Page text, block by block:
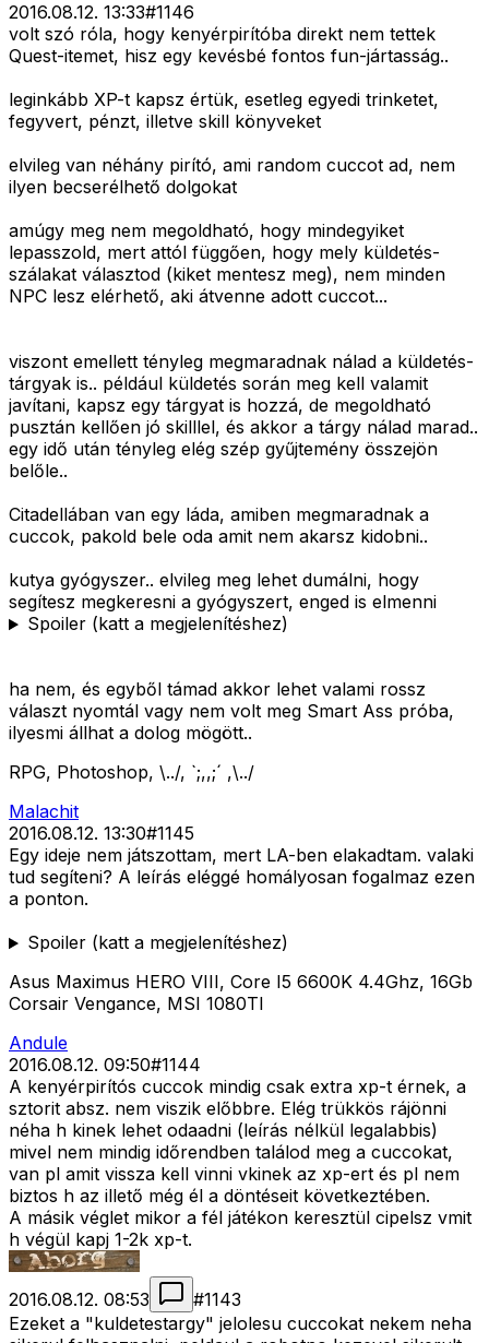
2016.08.12. 13:33#1146
volt szó róla, hogy kenyérpirítóba direkt nem tettek
Quest-itemet, hisz egy kevésbé fontos fun-jártasság..
leginkább XP-t kapsz értük, esetleg egyedi trinketet,
fegyvert, pénzt, illetve skill könyveket
elvileg van néhány pirító, ami random cuccot ad, nem
ilyen becserélhető dolgokat
amúgy meg nem megoldható, hogy mindegyiket
lepasszold, mert attól függően, hogy mely küldetés-
szálakat választod (kiket mentesz meg), nem minden
NPC lesz elérhető, aki átvenne adott cuccot...
viszont emellett tényleg megmaradnak nálad a küldetés-
tárgyak is.. például küldetés során meg kell valamit
javítani, kapsz egy tárgyat is hozzá, de megoldható
pusztán kellően jó skilllel, és akkor a tárgy nálad marad..
egy idő után tényleg elég szép gyűjtemény összejön
belőle..
Citadellában van egy láda, amiben megmaradnak a
cuccok, pakold bele oda amit nem akarsz kidobni..
kutya gyógyszer.. elvileg meg lehet dumálni, hogy
segítesz megkeresni a gyógyszert, enged is elmenni
Spoiler (katt a megjelenítéshez)
ha nem, és egyből támad akkor lehet valami rossz
választ nyomtál vagy nem volt meg Smart Ass próba,
ilyesmi állhat a dolog mögött..
RPG, Photoshop, \../, `;,,;´ ,\../
Malachit
2016.08.12. 13:30#1145
Egy ideje nem játszottam, mert LA-ben elakadtam. valaki
tud segíteni? A leírás eléggé homályosan fogalmaz ezen
a ponton.
Spoiler (katt a megjelenítéshez)
Asus Maximus HERO VIII, Core I5 6600K 4.4Ghz, 16Gb
Corsair Vengance, MSI 1080TI
Andule
2016.08.12. 09:50#1144
A kenyérpirítós cuccok mindig csak extra xp-t érnek, a
sztorit absz. nem viszik előbbre. Elég trükkös rájönni
néha h kinek lehet odaadni (leírás nélkül legalabbis)
mivel nem mindig időrendben találod meg a cuccokat,
van pl amit vissza kell vinni vkinek az xp-ert és pl nem
biztos h az illető még él a döntéseit következtében.
A másik véglet mikor a fél játékon keresztül cipelsz vmit
h végül kapj 1-2k xp-t.
2016.08.12. 08:53 #1143
Ezeket a "kuldetestargy" jelolesu cuccokat nekem neha